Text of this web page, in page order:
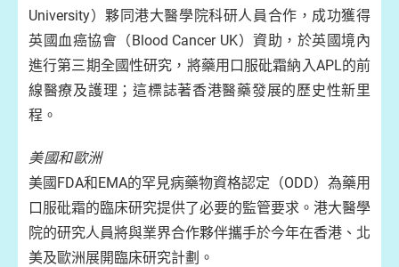
University）夥同港大醫學院科研人員合作，成功獲得
英國血癌協會（Blood Cancer UK）資助，於英國境內
進行第三期全國性研究，將藥用口服砒霜納入APL的前
線醫療及護理；這標誌著香港醫藥發展的歷史性新里
程。
美國和歐洲
美國FDA和EMA的罕見病藥物資格認定（ODD）為藥用
口服砒霜的臨床研究提供了必要的監管要求。港大醫學
院的研究人員將與業界合作夥伴攜手於今年在香港、北
美及歐洲展開臨床研究計劃。